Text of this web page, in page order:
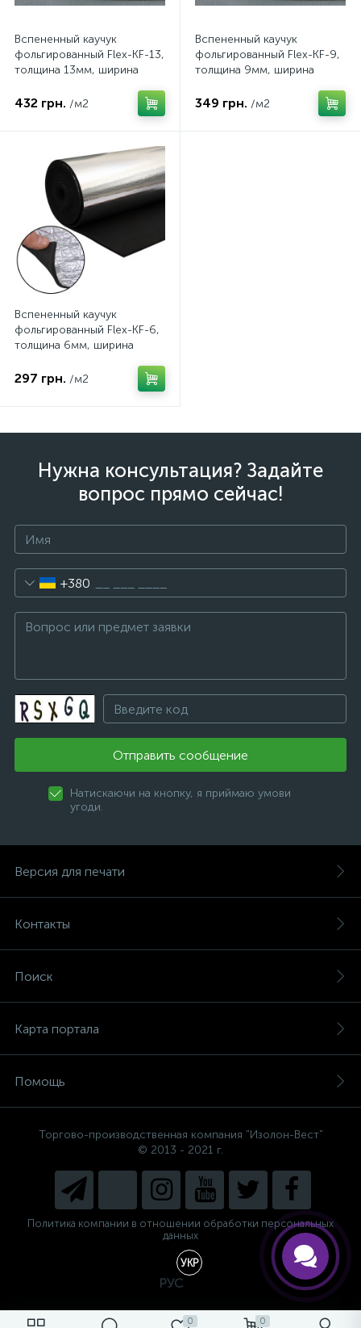
0 0
Вспененный каучук
фольгированный Flex-KF-13,
толщина 13мм, ширина
432 грн. /м2
Вспененный каучук
фольгированный Flex-KF-9,
толщина 9мм, ширина
349 грн. /м2
Вспененный каучук
фольгированный Flex-KF-6,
толщина 6мм, ширина
297 грн. /м2
Нужна консультация? Задайте
вопрос прямо сейчас!
+380
Отправить сообщение
Натискаючи на кнопку, я приймаю умови
угоди.
Версия для печати
Контакты
Поиск
Карта портала
Помощь
Торгово-производственная компания "Изолон-Вест"
© 2013 - 2021 г.
Политика компании в отношении обработки персональных
данных
УКР
РУС